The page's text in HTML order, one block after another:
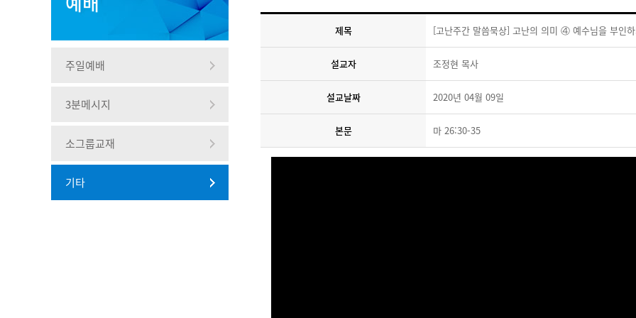
주일예배
3분메시지
소그룹교재
기타
제목 [고난주간 말씀묵상] 고난의 의미 ④ 예수님을 부인
설교자 조정현 목사
설교날짜 2020년 04월 09일
본문 마 26:30-35